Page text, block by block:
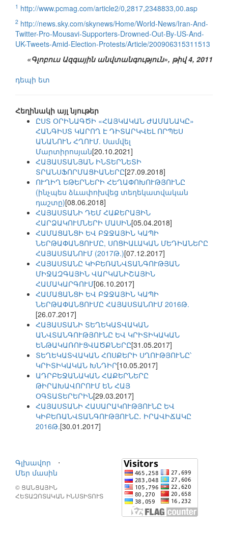
1 http://www.pcmag.com/article2/0,2817,2348833,00.asp
2 http://news.sky.com/skynews/Home/World-News/Iran-And-
Twitter-Pro-Mousavi-Supporters-Drowned-Out-By-US-And-
UK-Tweets-Amid-Election-Protests/Article/200906315311513
«Գլոբուս Ազգային անվտանգություն», թիվ 4, 2011
դեպի ետ
Հեղինակի այլ նյութեր
ԸՍՏ ՕՐԻՆԱԳԾԻ «ՀԱՅԿԱԿԱՆ ԺԱՄԱՆԱԿԸ»
ՀԱՆԳԻՍՏ ԿԱՐՈՂ Է ԴԻՏԱՐԿՎԵԼ ՈՐՊԵՍ
ԱՆԱՆՈՒՆ ՀՂՈՒՄ. Սամվել
Մարտիրոսյան[20.10.2021]
ՀԱՅԱՍՏԱՆՅԱՆ ԻՆՏԵՐՆԵՏԻ
ՏՐԱՆՍՖՈՐՄԱՑԻԱՆԵՐԸ[27.09.2018]
ՈՒՂԻՂ ԵԹԵՐՆԵՐԻ ՀԵՂԱՓՈԽՈՒԹՅՈՒՆԸ
(ինչպես ձևափոխվեց տեղեկատվական
դաշտը)[08.06.2018]
ՀԱՅԱՍՏԱՆԻ ԴԵՄ ՀԱՔԵՐԱՅԻՆ
ՀԱՐՁԱԿՈՒՄՆԵՐԻ ՄԱՍԻՆ[05.04.2018]
ՀԱՄԱՑԱՆՑԻ ԵՎ ԲՋՋԱՅԻՆ ԿԱՊԻ
ՆԵՐԹԱՓԱՆՑՈՒՄԸ, ՍՈՑԻԱԼԱԿԱՆ ՄԵԴԻԱՆԵՐԸ
ՀԱՅԱՍՏԱՆՈՒՄ (2017Թ.)[07.12.2017]
ՀԱՅԱՍՏԱՆԸ ԿԻԲԵՌԱՆՎՏԱՆԳՈՒԹՅԱՆ
ՄԻՋԱԶԳԱՅԻՆ ՎԱՐԿԱՆԻՇԱՅԻՆ
ՀԱՄԱԿԱՐԳՈՒՄ[06.10.2017]
ՀԱՄԱՑԱՆՑԻ ԵՎ ԲՋՋԱՅԻՆ ԿԱՊԻ
ՆԵՐԹԱՓԱՆՑՈՒՄԸ ՀԱՅԱՍՏԱՆՈՒՄ 2016Թ.
[26.07.2017]
ՀԱՅԱՍՏԱՆԻ ՏԵՂԵԿԱՏՎԱԿԱՆ
ԱՆՎՏԱՆԳՈՒԹՅՈՒՆԸ ԵՎ ԿՐԻՏԻԿԱԿԱՆ
ԵՆԹԱԿԱՌՈՒՑՎԱԾՔՆԵՐԸ[31.05.2017]
ՏԵՂԵԿԱՏՎԱԿԱՆ ՀՈՍՔԵՐԻ ՍՂՈՒԹՅՈՒՆԸ՝
ԿՐԻՏԻԿԱԿԱՆ ԽՆԴԻՐ[10.05.2017]
ԱԴՐԲԵՋԱՆԱԿԱՆ ՀԱՔԵՐՆԵՐԸ
ԹԻՐԱԽԱՎՈՐՈՒՄ ԵՆ ՀԱՅ
ՕԳՏԱՏԵՐԵՐԻՆ[29.03.2017]
ՀԱՅԱՍՏԱՆԻ ՀԱՍԱՐԱԿՈՒԹՅՈՒՆԸ ԵՎ
ԿԻԲԵՌԱՆՎՏԱՆԳՈՒԹՅՈՒՆԸ․ ԻՐԱՎԻՃԱԿԸ
2016Թ.[30.01.2017]
Գլխավոր
⋅
Մեր մասին
© ՑԱՆՑԱՅԻՆ
ՀԵՏԱԶՈՏԱԿԱՆ ԻՆՍՏԻՏՈՒՏ